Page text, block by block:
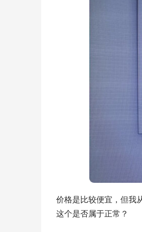
价格是比较便宜，但我
这个是否属于正常？